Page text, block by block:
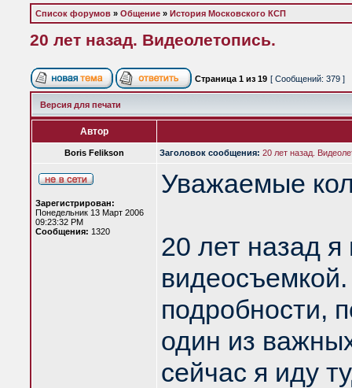
Список форумов » Общение » История Московского КСП
20 лет назад. Видеолетопись.
Страница 1 из 19 [ Сообщений: 379 ]
Версия для печати
Автор
Boris Felikson Заголовок сообщения: 20 лет назад.
Зарегистрирован:
Понедельник 13 Март 2006
09:23:32 PM
Сообщения: 1320
Уважаемые
20 лет назад я
подробности,
один из
сейчас я иду